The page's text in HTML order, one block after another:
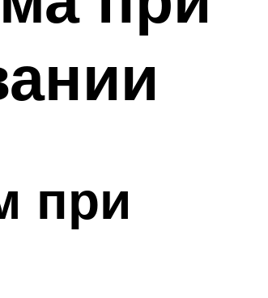
при